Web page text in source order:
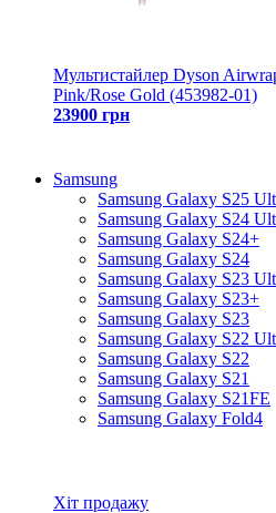
Мультистайлер Dyson
Pink/Rose Gold (453982-01)
23900 грн
Samsung
Samsung Galaxy S25
Samsung Galaxy S24
Samsung Galaxy S24+
Samsung Galaxy S24
Samsung Galaxy S23
Samsung Galaxy S23+
Samsung Galaxy S23
Samsung Galaxy S22
Samsung Galaxy S22
Samsung Galaxy S21
Samsung Galaxy S21FE
Samsung Galaxy Fold4
Хіт продажу